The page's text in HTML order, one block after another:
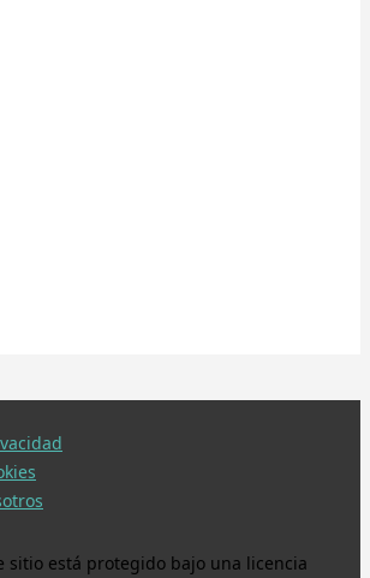
sitio está protegido bajo una licencia